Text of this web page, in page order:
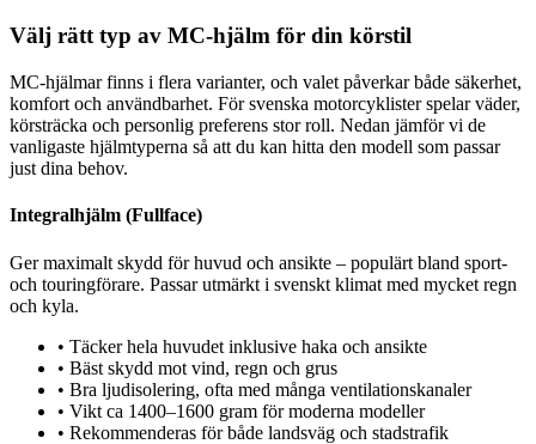
Välj rätt typ av MC-hjälm för din körstil
MC-hjälmar finns i flera varianter, och valet påverkar både säkerhet,
komfort och användbarhet. För svenska motorcyklister spelar väder,
körsträcka och personlig preferens stor roll. Nedan jämför vi de
vanligaste hjälmtyperna så att du kan hitta den modell som passar
just dina behov.
Integralhjälm (Fullface)
Ger maximalt skydd för huvud och ansikte – populärt bland sport-
och touringförare. Passar utmärkt i svenskt klimat med mycket regn
och kyla.
• Täcker hela huvudet inklusive haka och ansikte
• Bäst skydd mot vind, regn och grus
• Bra ljudisolering, ofta med många ventilationskanaler
• Vikt ca 1400–1600 gram för moderna modeller
• Rekommenderas för både landsväg och stadstrafik